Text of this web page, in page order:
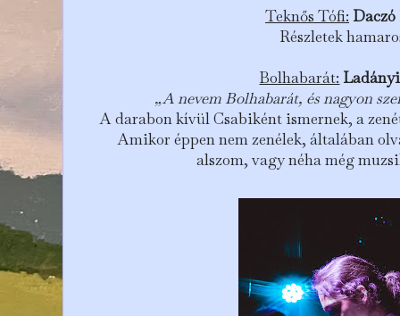
Teknős Tófi:
Részletek
Bolhabarát:
„A nevem Bolhabarát, és nagyon
A darabon kívül Csabiként ismernek, a
Amikor éppen nem zenélek, általában
alszom, vagy néha még